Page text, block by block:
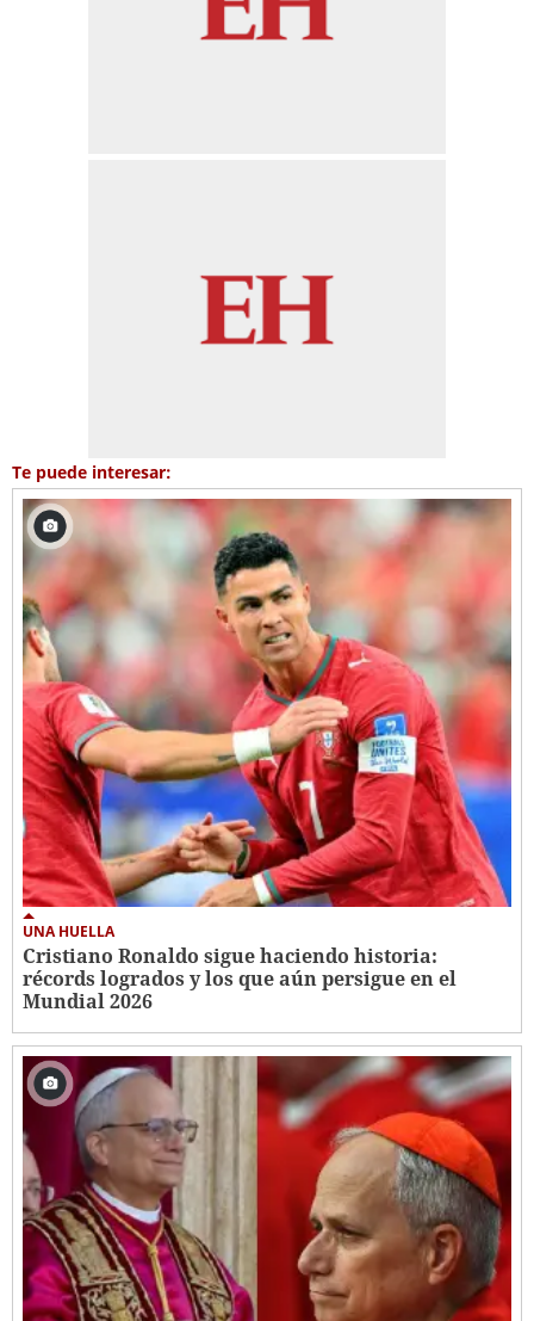
Te puede interesar:
UNA HUELLA
Cristiano Ronaldo sigue haciendo historia:
récords logrados y los que aún persigue en el
Mundial 2026